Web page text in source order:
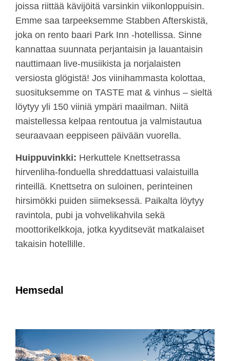
joissa riittää kävijöitä varsinkin viikonloppuisin.
Emme saa tarpeeksemme Stabben Afterskistä,
joka on rento baari Park Inn -hotellissa. Sinne
kannattaa suunnata perjantaisin ja lauantaisin
nauttimaan live-musiikista ja norjalaisten
versiosta glögistä! Jos viinihammasta kolottaa,
suosituksemme on TASTE mat & vinhus – sieltä
löytyy yli 150 viiniä ympäri maailman. Niitä
maistellessa kelpaa rentoutua ja valmistautua
seuraavaan eeppiseen päivään vuorella.
Huippuvinkki: Herkuttele Knettsetrassa
hirvenliha-fonduella shreddattuasi valaistuilla
rinteillä. Knettsetra on suloinen, perinteinen
hirsimökki puiden siimeksessä. Paikalta löytyy
ravintola, pubi ja vohvelikahvila sekä
moottorikelkkoja, jotka kyyditsevät matkalaiset
takaisin hotellille.
Hemsedal